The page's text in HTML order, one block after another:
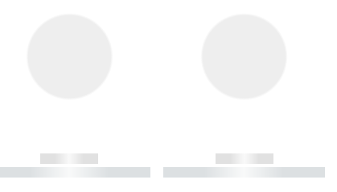
------------
----------- ----------
------------
----------- ----------- ----------